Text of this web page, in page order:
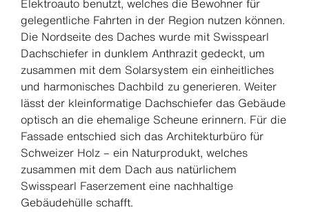
Elektroauto benutzt, welches die Bewohner für
gelegentliche Fahrten in der Region nutzen können.
Die Nordseite des Daches wurde mit Swisspearl
Dachschiefer in dunklem Anthrazit gedeckt, um
zusammen mit dem Solarsystem ein einheitliches
und harmonisches Dachbild zu generieren. Weiter
lässt der kleinformatige Dachschiefer das Gebäude
optisch an die ehemalige Scheune erinnern. Für die
Fassade entschied sich das Architekturbüro für
Schweizer Holz – ein Naturprodukt, welches
zusammen mit dem Dach aus natürlichem
Swisspearl Faserzement eine nachhaltige
Gebäudehülle schafft.